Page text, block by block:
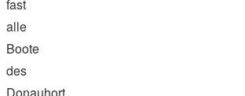
fast
alle
Boote
des